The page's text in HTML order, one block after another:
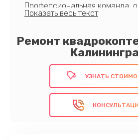
Ремонт
Профессиональная команда,
и богатый опыт позволяют нам
работоспособность ваших
стремимся обеспечить
долгосрочную работу их
УЗНАТЬ